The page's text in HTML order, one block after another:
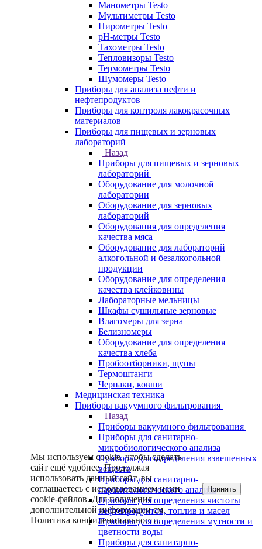
Манометры Testo
Мультиметры Testo
Пирометры Testo
pH-метры Testo
Тахометры Testo
Тепловизоры Testo
Термометры Testo
Шумомеры Testo
Приборы для анализа нефти и
нефтепродуктов
Приборы для контроля лакокрасочных
материалов
Приборы для пищевых и зерновых
лабораторий
Назад
Приборы для пищевых и зерновых
лабораторий
Оборудование для молочной
лаборатории
Оборудование для зерновых
лабораторий
Оборудования для определения
качества мяса
Оборудование для лабораторий
алкогольной и безалкогольной
продукции
Оборудование для определения
качества клейковины
Лабораторные мельницы
Шкафы сушильные зерновые
Влагомеры для зерна
Белизномеры
Оборудование для определения
качества хлеба
Пробоотборники, щупы
Термоштанги
Черпаки, ковши
Медицинская техника
Приборы вакуумного фильтрования
Назад
Приборы вакуумного фильтрования
Приборы для санитарно-
микробиологического анализа
Приборы для определения взвешенных
веществ
Приборы для санитарно-
паразитологического анализа
Приборы для определения чистоты
нефтепродуктов, топлив и масел
Приборы для определения мутности и
цветности воды
Приборы для санитарно-
Мы используем cookie, чтобы сделать
сайт ещё удобнее. Продолжая
использовать данный сайт, вы
соглашаетесь с использованием нами
cookie-файлов. Для получения
дополнительной информации см.
Политика конфиденциальности.
Принять